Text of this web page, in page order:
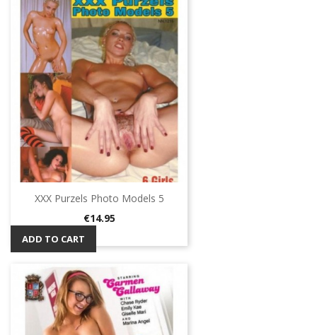
XXX Purzels Photo Models 5
Price
€14.95
ADD TO CART